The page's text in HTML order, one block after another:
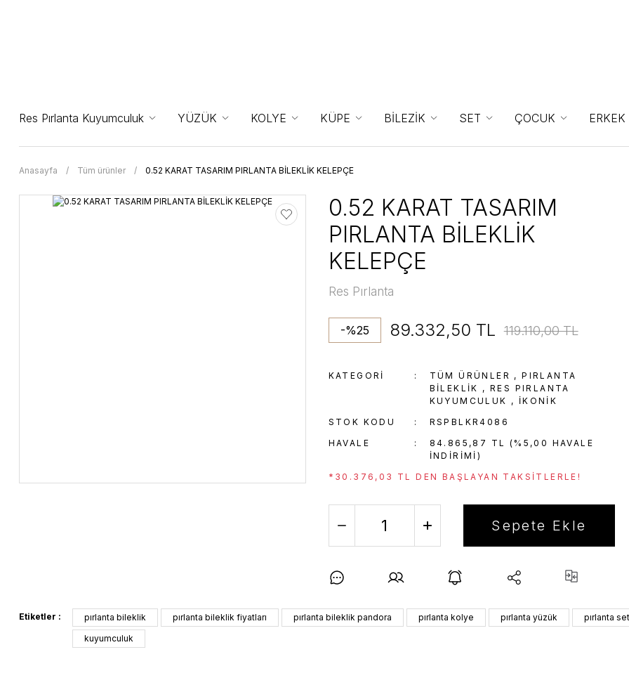
Res Pırlanta Kuyumculuk YÜZÜK KOLYE KÜPE BİLEZİK SET ÇOCUK ERKEK
Anasayfa Tüm ürünler 0.52 KARAT TASARIM PIRLANTA BİLEKLİK KELEPÇE
0.52 KARAT TASARIM
PIRLANTA BİLEKLİK
KELEPÇE
Res Pırlanta
-%25 89.332,50 TL 119.110,00 TL
KATEGORI TÜM ÜRÜNLER ,PIRLANTA
BILEKLIK ,RES PIRLANTA
KUYUMCULUK , İKONIK
STOK KODU
RSPBLKR4086
HAVALE
84.865,87 TL (%5,00 HAVALE
INDIRIMI)
*30.376,03 TL DEN BAŞLAYAN TAKSITLERLE!
Sepete Ekle
Etiketler : pırlanta bileklik pırlanta bileklik fiyatları pırlanta bileklik pandora pırlanta kolye pırlanta yüzük pırlanta set
kuyumculuk